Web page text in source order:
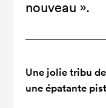
nouveau ».
Une jolie tribu
une épatante